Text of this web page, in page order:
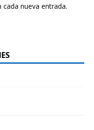
nueva entrada.